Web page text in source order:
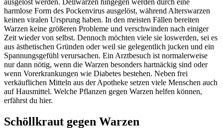
harmlose Form des Pockenvirus ausgelöst, während Alterswarzen
keinen viralen Ursprung haben. In den meisten Fällen bereiten
Warzen keine größeren Probleme und verschwinden nach einiger
Zeit wieder von selbst. Dennoch möchten viele sie loswerden, sei es
aus ästhetischen Gründen oder weil sie gelegentlich jucken und ein
Spannungsgefühl verursachen. Ein Arztbesuch ist normalerweise
nur dann nötig, wenn die Warzen besonders hartnäckig sind oder
wenn Vorerkrankungen wie Diabetes bestehen. Neben frei
verkäuflichen Mitteln aus der Apotheke setzen viele Menschen auch
auf Hausmittel. Welche Pflanzen gegen Warzen helfen können,
erfährst du hier.
Schöllkraut gegen Warzen